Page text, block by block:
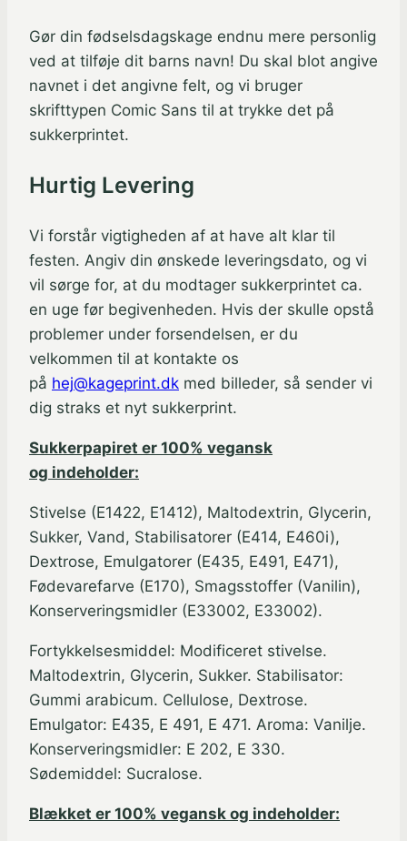
Gør din fødselsdagskage endnu mere personlig
ved at tilføje dit barns navn! Du skal blot angive
navnet i det angivne felt, og vi bruger
skrifttypen Comic Sans til at trykke det på
sukkerprintet.
Hurtig Levering
Vi forstår vigtigheden af at have alt klar til
festen. Angiv din ønskede leveringsdato, og vi
vil sørge for, at du modtager sukkerprintet ca.
en uge før begivenheden. Hvis der skulle opstå
problemer under forsendelsen, er du
velkommen til at kontakte os
på hej@kageprint.dk med billeder, så sender vi
dig straks et nyt sukkerprint.
Sukkerpapiret er 100% vegansk
og indeholder:
Stivelse (E1422, E1412), Maltodextrin, Glycerin,
Sukker, Vand, Stabilisatorer (E414, E460i),
Dextrose, Emulgatorer (E435, E491, E471),
Fødevarefarve (E170), Smagsstoffer (Vanilin),
Konserveringsmidler (E33002, E33002).
Fortykkelsesmiddel: Modificeret stivelse.
Maltodextrin, Glycerin, Sukker. Stabilisator:
Gummi arabicum. Cellulose, Dextrose.
Emulgator: E435, E 491, E 471. Aroma: Vanilje.
Konserveringsmidler: E 202, E 330.
Sødemiddel: Sucralose.
Blækket er 100% vegansk og indeholder: